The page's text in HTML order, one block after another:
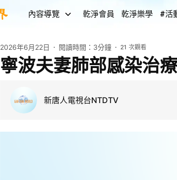
內容導覽 乾淨會員 乾淨樂學 #活
2026年6月22日 閱讀時間： 3分鐘 21 次觀看
寧波夫妻肺部感染治
新唐人電視台NTDTV